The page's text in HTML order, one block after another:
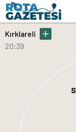
Kırklareli
20:39